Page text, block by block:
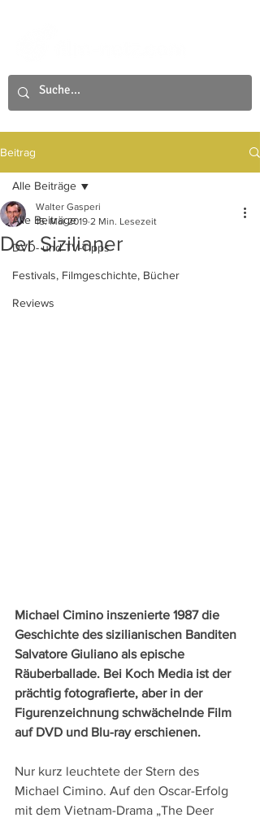
Beitrag
Alle Beiträge
DVD- und TV-Tipps
Festivals, Filmgeschichte, Bücher
Reviews
Alle Beiträge
Der Sizilianer
Walter Gasperi
15. Mai 2019 2 Min. Lesezeit
Michael Cimino inszenierte 1987 die
Geschichte des sizilianischen Banditen
Salvatore Giuliano als epische
Räuberballade. Bei Koch Media ist der
prächtig fotografierte, aber in der
Figurenzeichnung schwächelnde Film
auf DVD und Blu-ray erschienen.
Nur kurz leuchtete der Stern des
Michael Cimino. Auf den Oscar-Erfolg
mit dem Vietnam-Drama „The Deer